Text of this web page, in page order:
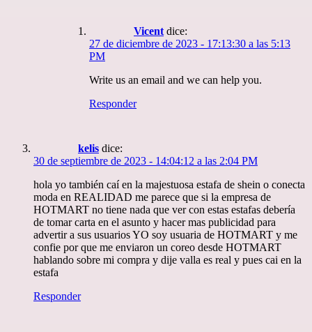
Vicent dice:
27 de diciembre de 2023 - 17:13:30 a las 5:13
PM
Write us an email and we can help you.
Responder
kelis dice:
30 de septiembre de 2023 - 14:04:12 a las 2:04 PM
hola yo también caí en la majestuosa estafa de shein o conecta
moda en REALIDAD me parece que si la empresa de
HOTMART no tiene nada que ver con estas estafas debería
de tomar carta en el asunto y hacer mas publicidad para
advertir a sus usuarios YO soy usuaria de HOTMART y me
confie por que me enviaron un coreo desde HOTMART
hablando sobre mi compra y dije valla es real y pues cai en la
estafa
Responder